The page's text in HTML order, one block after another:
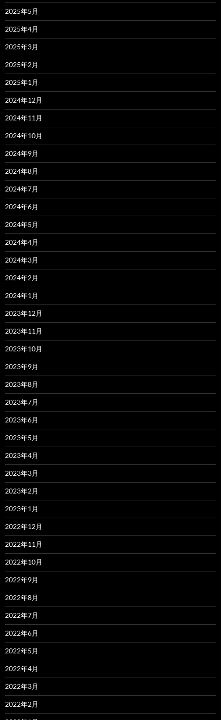
2025年5月
2025年4月
2025年3月
2025年2月
2025年1月
2024年12月
2024年11月
2024年10月
2024年9月
2024年8月
2024年7月
2024年6月
2024年5月
2024年4月
2024年3月
2024年2月
2024年1月
2023年12月
2023年11月
2023年10月
2023年9月
2023年8月
2023年7月
2023年6月
2023年5月
2023年4月
2023年3月
2023年2月
2023年1月
2022年12月
2022年11月
2022年10月
2022年9月
2022年8月
2022年7月
2022年6月
2022年5月
2022年4月
2022年3月
2022年2月